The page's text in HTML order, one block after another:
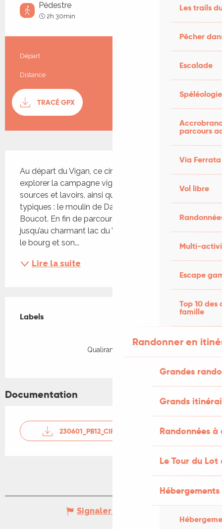
Les trails
Pêcher
Escalade
Spéléologie
parcours
Via Ferrata
Vol libre
Multi-
Escape
Top 10
famille
Randonner en
Grandes
Grands
Randonnées
Le Tour du Lot
Pédestre
2h 30min
Informations pratiques
Départ
Distance
Documentation
TRACÉ GPX
Au départ du Vigan, ce circuit est idéal pour
explorer la campagne viganaise. Vous croiserez
sources et lavoirs, ainsi que deux moulins
typiques : le moulin de Dalet et le moulin de
Boucot. En fin de parcours, suivez le GR 64
jusqu’au charmant lac du Vigan, avant de rejoindre
le bourg et son...
Lire la suite
Labels
Labels
Qualirando Lot
Documentation
230601_PB12_CIRCUIT_DE_POCHY_LE_VIGAN
Signaler une erreur